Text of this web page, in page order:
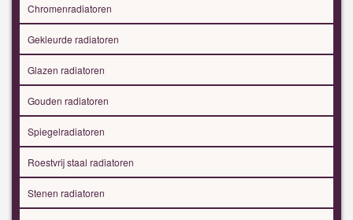
Chromenradiatoren
Gekleurde radiatoren
Glazen radiatoren
Gouden radiatoren
Spiegelradiatoren
Roestvrij staal radiatoren
Stenen radiatoren